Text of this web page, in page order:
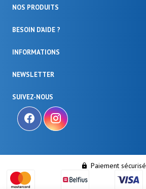
NOS PRODUITS
BESOIN D'AIDE ?
INFORMATIONS
SUIVEZ-NOUS
NEWSLETTER
Paiement sécurisé